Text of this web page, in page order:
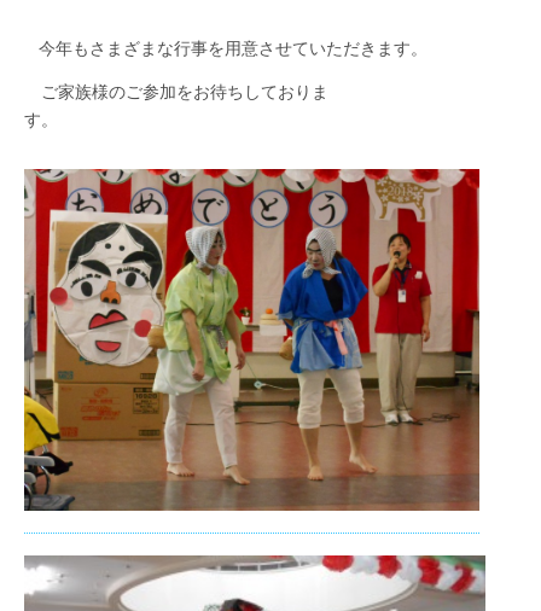
今年もさまざまな行事を用意させていただきます。
ご家族様のご参加をお待ちしておりま
す。